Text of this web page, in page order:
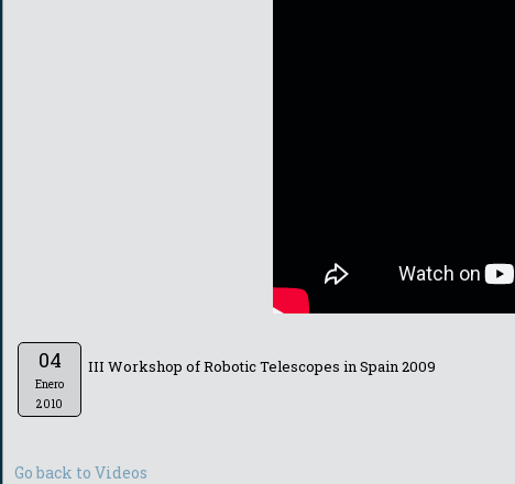
04
Enero
2010
III Workshop of Robotic Telescopes in Spain 2009
Go back to Videos